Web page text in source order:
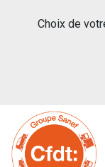
Choix de